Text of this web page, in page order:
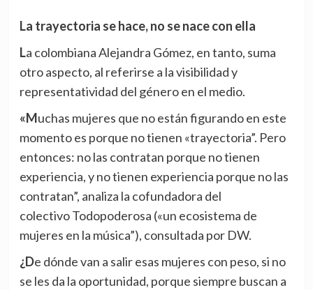
La trayectoria se hace, no se nace con ella
La colombiana Alejandra Gómez, en tanto, suma
otro aspecto, al referirse a la visibilidad y
representatividad del género en el medio.
«Muchas mujeres que no están figurando en este
momento es porque no tienen «trayectoria”. Pero
entonces: no las contratan porque no tienen
experiencia, y no tienen experiencia porque no las
contratan”, analiza la cofundadora del
colectivoTodopoderosa («un ecosistema de
mujeres en la música”), consultada por DW.
¿De dónde van a salir esas mujeres con peso, si no
se les da la oportunidad, porque siempre buscan a